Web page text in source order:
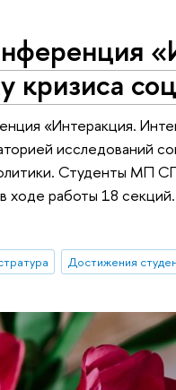
кризиса
«Интеракция.
исследований
Студенты МП
ходе работы 18 секций.
Достижения